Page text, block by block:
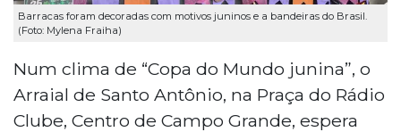
Barracas foram decoradas com motivos juninos e a bandeiras do Brasil.
(Foto: Mylena Fraiha)
Num clima de “Copa do Mundo junina”, o
Arraial de Santo Antônio, na Praça do Rádio
Clube, Centro de Campo Grande, espera